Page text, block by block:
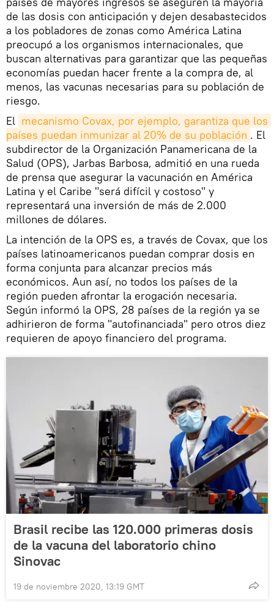
de las dosis con anticipación y dejen desabastecidos
a los pobladores de zonas como América Latina
preocupó a los organismos internacionales, que
buscan alternativas para garantizar que las pequeñas
economías puedan hacer frente a la compra de, al
menos, las vacunas necesarias para su población de
riesgo.
El mecanismo Covax, por ejemplo, garantiza que los
países puedan inmunizar al 20% de su población . El
subdirector de la Organización Panamericana de la
Salud (OPS), Jarbas Barbosa, admitió en una rueda
de prensa que asegurar la vacunación en América
Latina y el Caribe "será difícil y costoso" y
representará una inversión de más de 2.000
millones de dólares.
La intención de la OPS es, a través de Covax, que los
países latinoamericanos puedan comprar dosis en
forma conjunta para alcanzar precios más
económicos. Aun así, no todos los países de la
región pueden afrontar la erogación necesaria.
Según informó la OPS, 28 países de la región ya se
adhirieron de forma "autofinanciada" pero otros diez
requieren de apoyo financiero del programa.
Brasil recibe las 120.000 primeras dosis
de la vacuna del laboratorio chino
Sinovac
19 de noviembre 2020, 13:19 GMT